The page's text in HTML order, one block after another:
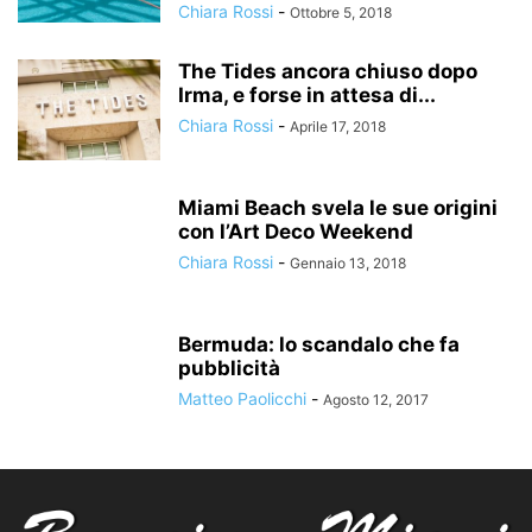
Chiara Rossi - Ottobre 5, 2018
The Tides ancora chiuso dopo
Irma, e forse in attesa di...
Chiara Rossi - Aprile 17, 2018
Miami Beach svela le sue origini
con l’Art Deco Weekend
Chiara Rossi - Gennaio 13, 2018
Bermuda: lo scandalo che fa
pubblicità
Matteo Paolicchi - Agosto 12, 2017